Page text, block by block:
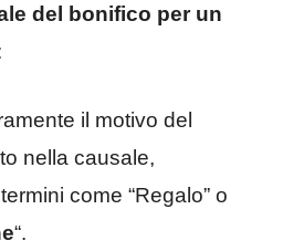
del bonifico per un
il motivo del
nella causale,
come “Regalo” o
“.